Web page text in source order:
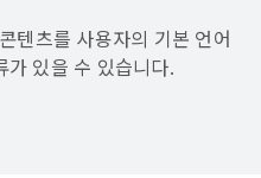
텐츠를 사용자의 기본 언어
가 있을 수 있습니다.